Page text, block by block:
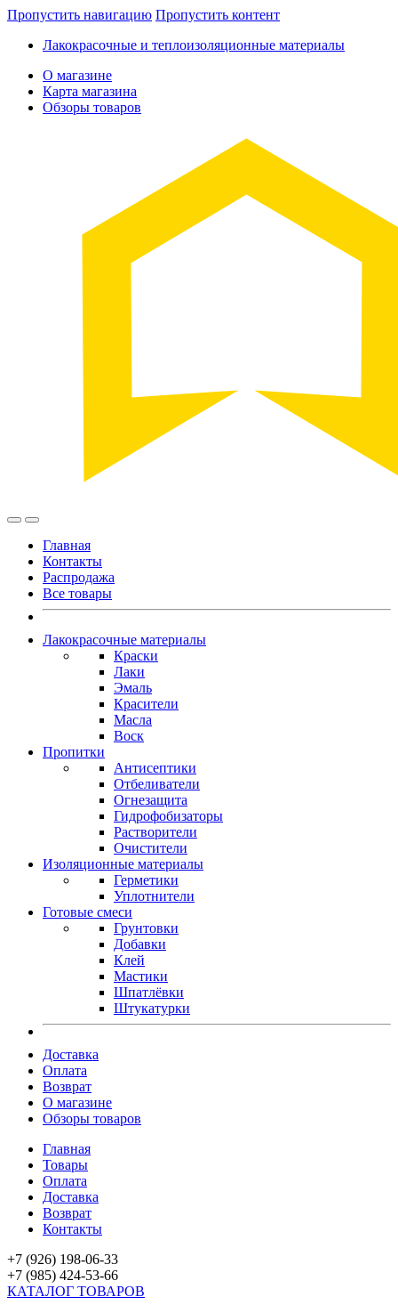
Пропустить навигацию Пропустить контент
Лакокрасочные и теплоизоляционные материалы
О магазине
Карта магазина
Обзоры товаров
Главная
Контакты
Распродажа
Все товары
Лакокрасочные материалы
Краски
Лаки
Эмаль
Красители
Масла
Воск
Пропитки
Антисептики
Отбеливатели
Огнезащита
Гидрофобизаторы
Растворители
Очистители
Изоляционные материалы
Герметики
Уплотнители
Готовые смеси
Грунтовки
Добавки
Клей
Мастики
Шпатлёвки
Штукатурки
Доставка
Оплата
Возврат
О магазине
Обзоры товаров
Главная
Товары
Оплата
Доставка
Возврат
Контакты
+7 (926) 198-06-33
+7 (985) 424-53-66
КАТАЛОГ ТОВАРОВ